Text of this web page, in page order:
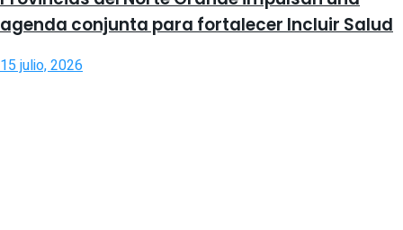
agenda conjunta para fortalecer Incluir Salud
15 julio, 2026